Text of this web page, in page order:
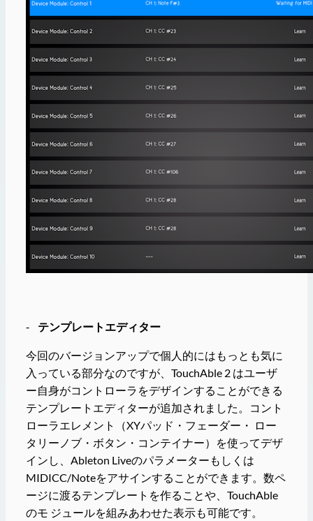
⁃ テンプレートエディター
今回のバージョンアップで個人的にはもっとも気に
入っている部分なのですが、TouchAble 2 はユーザ
ー自身がコントローラをデザインすることができる
テンプレートエディターが追加されました。コント
ローラエレメント（XYパッド・フェーダー・ ロー
タリーノブ・ボタン・コンテイナー）を使ってデザ
インし、Ableton Liveのパラメーターもしくは
MIDICC/Noteをアサインすることができます。数ペ
ージに渡るテンプレートを作ることや、TouchAble
のモ ジュールを組みあわせた表示も可能です。